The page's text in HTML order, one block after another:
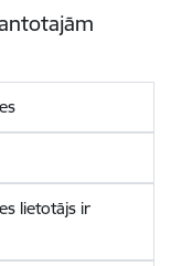
lietotājs ir